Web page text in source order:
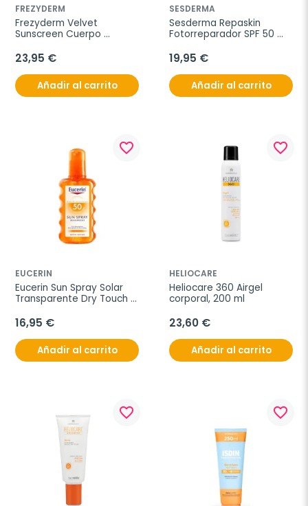
FREZYDERM
Frezyderm Velvet
Sunscreen Cuerpo
23,95 €
Añadir al carrito
SESDERMA
Sesderma Repaskin
Fotorreparador SPF 50
19,95 €
Añadir al carrito
favorite_border
EUCERIN
Eucerin Sun Spray Solar
Transparente Dry Touch
16,95 €
Añadir al carrito
favorite_border
HELIOCARE
Heliocare 360 Airgel
corporal, 200 ml
23,60 €
Añadir al carrito
favorite_border favorite_border